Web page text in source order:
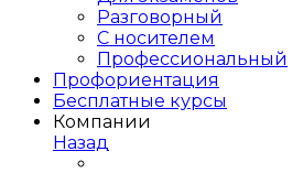
Разговорный
С носителем
Профессиональный
Профориентация
Бесплатные курсы
Компании
Назад